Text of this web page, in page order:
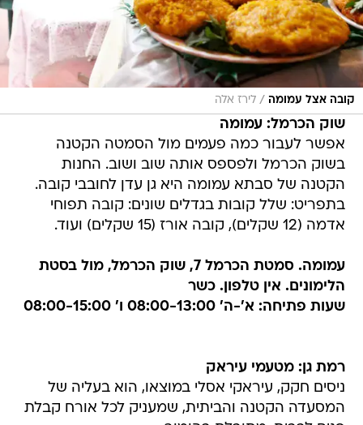
קובה אצל עמומה / לירז אלה
שוק הכרמל: עמומה
אפשר לעבור כמה פעמים מול הסמטה הקטנה
בשוק הכרמל ולפספס אותה שוב ושוב. החנות
הקטנה של סבתא עמומה היא גן עדן לחובבי קובה.
בתפריט: שלל קובות בגדלים שונים: קובה תפוחי
אדמה (12 שקלים), קובה אורז (15 שקלים) ועוד.
עמומה. סמטת הכרמל 7, שוק הכרמל, מול בסטת
הלימונים. אין טלפון. כשר
שעות פתיחה: א'-ה' 08:00-13:00 ו' 08:00-15:00
רמת גן: מטעמי עיראק
ניסים חקק, עיראקי אסלי במוצאו, הוא בעליה של
המסעדה הקטנה והביתית, שמעניק לכל אורח קבלת